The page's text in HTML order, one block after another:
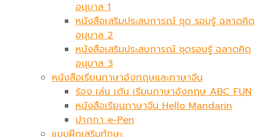
อนุบาล 1
หนังสือเสริมประสบการณ์ ชุด รอบรู้ ฉลาดคิด
อนุบาล 2
หนังสือเสริมประสบการณ์ ชุดรอบรู้ ฉลาดคิด
อนุบาล 3
หนังสือเรียนภาษาอังกฤษและภาษาจีน
ร้อง เล่น เต้น เรียนภาษาอังกฤษ ABC FUN
หนังสือเรียนภาษาจีน Hello Mandarin
ปากกา e-Pen
แบบฝึกเสริมทักษะ